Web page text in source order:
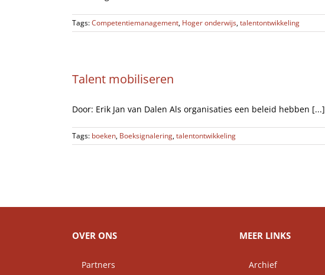
Tags:Competentiemanagement, Hoger onderwijs,talentontwikkeling
Talent mobiliseren
Door: Erik Jan van Dalen Als organisaties een beleid hebben [...]
Tags: boeken, Boeksignalering,talentontwikkeling
OVER ONS
Partners
MEER LINKS
Archief